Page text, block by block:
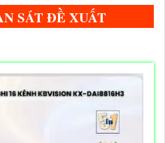
SÁT ĐỀ XUẤT